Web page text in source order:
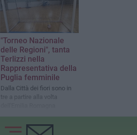
"Torneo Nazionale
delle Regioni", tanta
Terlizzi nella
Rappresentativa della
Puglia femminile
Dalla Città dei fiori sono in
tre a partire alla volta